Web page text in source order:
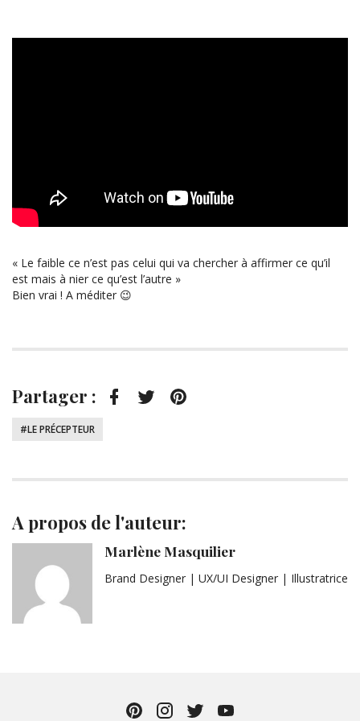
« Le faible ce n’est pas celui qui va chercher à affirmer ce qu’il
est mais à nier ce qu’est l’autre »
Bien vrai ! A méditer 😉
Partager : FacebookTwitter
Tagué
LE PRÉCEPTEUR
A propos de l'auteur:
Marlène Masquilier
Brand Designer | UX/UI Designer | Illustratrice
PinterestInstagramTwitterYouTube